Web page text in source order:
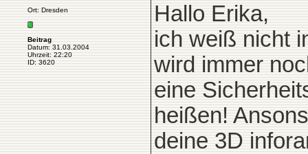
Ort: Dresden
Beitrag
Datum: 31.03.2004
Uhrzeit: 22:20
ID: 3620
Hallo Erika,
ich weiß nicht
wird immer
eine
heißen!
deine 3D